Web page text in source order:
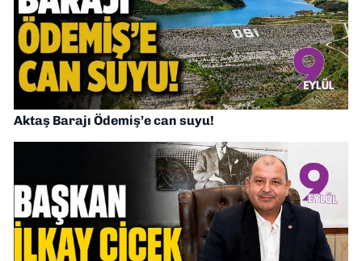
Aktaş Barajı Ödemiş’e can suyu!